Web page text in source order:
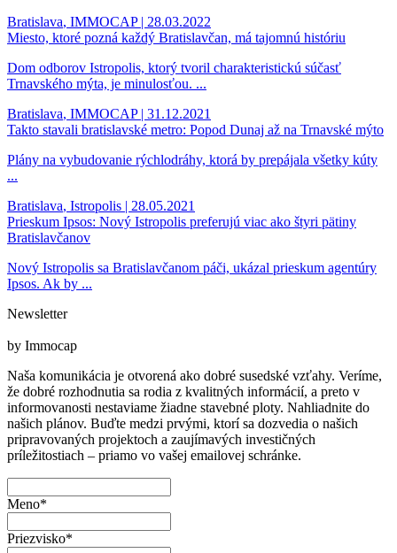
Bratislava, IMMOCAP| 28.03.2022
Miesto, ktoré pozná každý Bratislavčan, má tajomnú históriu
Dom odborov Istropolis, ktorý tvoril charakteristickú súčasť
Trnavského mýta, je minulosťou. ...
Bratislava, IMMOCAP| 31.12.2021
Takto stavali bratislavské metro: Popod Dunaj až na Trnavské mýto
Plány na vybudovanie rýchlodráhy, ktorá by prepájala všetky kúty
...
Bratislava, Istropolis | 28.05.2021
Prieskum Ipsos: Nový Istropolis preferujú viac ako štyri pätiny
Bratislavčanov
Nový Istropolis sa Bratislavčanom páči, ukázal prieskum agentúry
Ipsos. Ak by ...
Newsletter
by Immocap
Naša komunikácia je otvorená ako dobré susedské vzťahy. Veríme,
že dobré rozhodnutia sa rodia z kvalitných informácií, a preto v
informovanosti nestaviame žiadne stavebné ploty. Nahliadnite do
našich plánov. Buďte medzi prvými, ktorí sa dozvedia o našich
pripravovaných projektoch a zaujímavých investičných
príležitostiach – priamo vo vašej emailovej schránke.
Meno*
Priezvisko*